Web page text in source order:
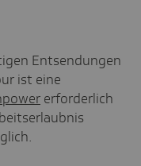
Entsendungen
ist eine
erforderlich